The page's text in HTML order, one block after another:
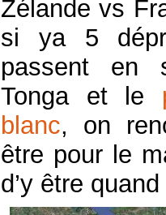
Zélande vs
si ya 5
passent en
Tonga et le
blanc, on
être pour le
d’y être